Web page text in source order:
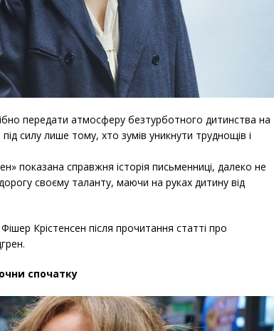
передати атмосферу безтурботного дитинства на
силу лише тому, хто зумів уникнути труднощів і
показана справжня історія письменниці, далеко не
своєму таланту, маючи на руках дитину від
Крістенсен після прочитання статті про
спочатку